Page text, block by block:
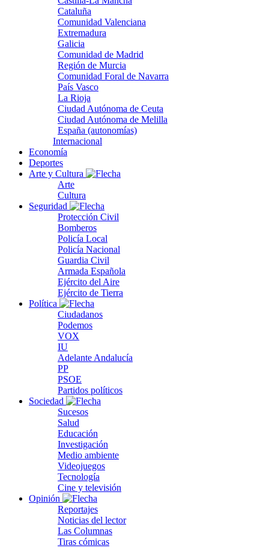
Cataluña
Comunidad Valenciana
Extremadura
Galicia
Comunidad de Madrid
Región de Murcia
Comunidad Foral de Navarra
País Vasco
La Rioja
Ciudad Autónoma de Ceuta
Ciudad Autónoma de Melilla
España (autonomías)
Internacional
Economía
Deportes
Arte y Cultura
Arte
Cultura
Seguridad
Protección Civil
Bomberos
Policía Local
Policía Nacional
Guardia Civil
Armada Española
Ejército del Aire
Ejército de Tierra
Política
Ciudadanos
Podemos
VOX
IU
Adelante Andalucía
PP
PSOE
Partidos políticos
Sociedad
Sucesos
Salud
Educación
Investigación
Medio ambiente
Videojuegos
Tecnología
Cine y televisión
Opinión
Reportajes
Noticias del lector
Las Columnas
Tiras cómicas